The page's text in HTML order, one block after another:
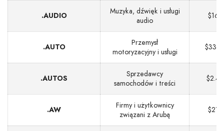
.AUDIO
Muzyka, dźwięk i usługi
audio
$167
.AUTO
Przemysł
motoryzacyjny i usługi
.AUTOS
Sprzedawcy
samochodów i treści
$2.40
.AW
Firmy i użytkownicy
związani z Arubą
$218